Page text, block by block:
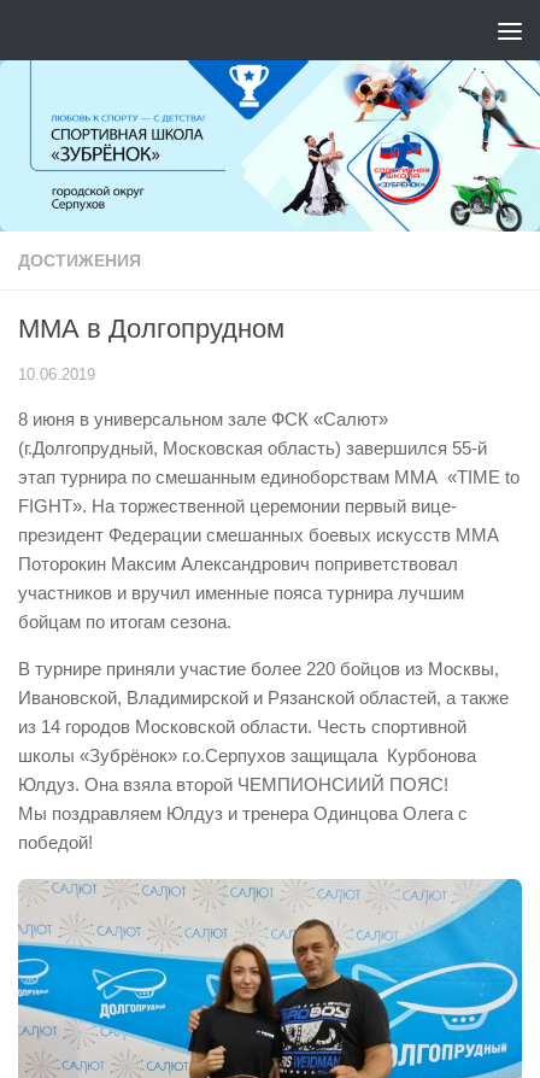
ДОСТИЖЕНИЯ
ММА в Долгопрудном
10.06.2019
8 июня в универсальном зале ФСК «Салют»
(г.Долгопрудный, Московская область) завершился 55-й
этап турнира по смешанным единоборствам ММА «TIME to
FIGHT». На торжественной церемонии первый вице-
президент Федерации смешанных боевых искусств ММА
Поторокин Максим Александрович поприветствовал
участников и вручил именные пояса турнира лучшим
бойцам по итогам сезона.
В турнире приняли участие более 220 бойцов из Москвы,
Ивановской, Владимирской и Рязанской областей, а также
из 14 городов Московской области. Честь спортивной
школы «Зубрёнок» г.о.Серпухов защищала Курбонова
Юлдуз. Она взяла второй ЧЕМПИОНСИИЙ ПОЯС!
Мы поздравляем Юлдуз и тренера Одинцова Олега с
победой!